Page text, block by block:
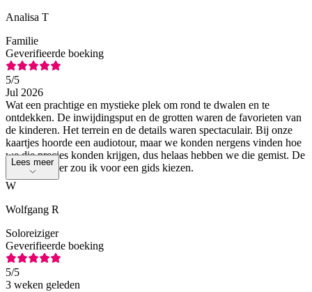
Analisa T
Familie
Geverifieerde boeking
5/5
Jul 2026
Wat een prachtige en mystieke plek om rond te dwalen en te
ontdekken. De inwijdingsput en de grotten waren de favorieten van
de kinderen. Het terrein en de details waren spectaculair. Bij onze
kaartjes hoorde een audiotour, maar we konden nergens vinden hoe
we die precies konden krijgen, dus helaas hebben we die gemist. De
volgende keer zou ik voor een gids kiezen.
Lees meer
W
Wolfgang R
Soloreiziger
Geverifieerde boeking
5/5
3 weken geleden